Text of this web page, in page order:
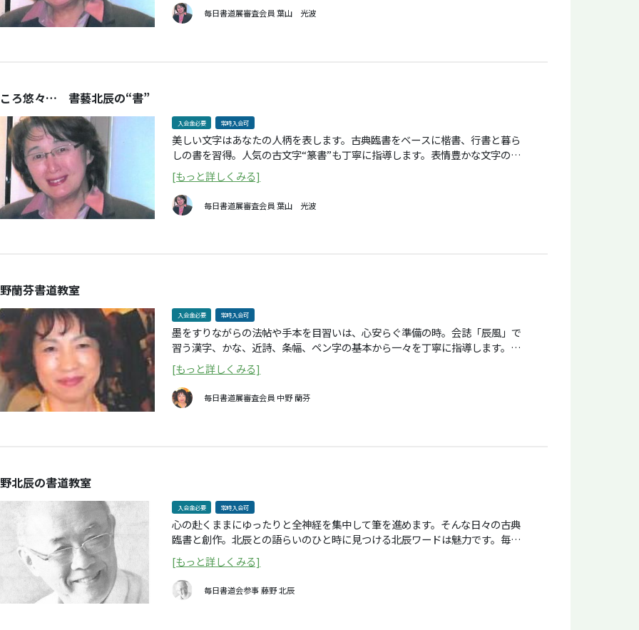
毎日書道展審査会員葉山 光波
ろ悠々… 書藝北辰の“書”
入会金必要 常時入会可
美しい文字はあなたの人柄を表します。古典臨書をベースに楷書、行書と暮ら
しの書を習得。人気の古文字“篆書”も丁寧に指導します。表情豊かな文字の魅
力に触れるひとときを…。
[もっと詳しくみる]
毎日書道展審査会員葉山 光波
蘭芬書道教室
入会金必要 常時入会可
墨をすりながらの法帖や手本を目習いは、心安らぐ準備の時。会誌「辰風」で
習う漢字、かな、近詩、条幅、ペン字の基本から一々を丁寧に指導します。書
の奥義「気韻生動」にやがて触れられるかも。
[もっと詳しくみる]
毎日書道展審査会員 中野 蘭芬
北辰の書道教室
入会金必要 常時入会可
心の赴くままにゆったりと全神経を集中して筆を進めます。そんな日々の古典
臨書と創作。北辰との語らいのひと時に見つける北辰ワードは魅力です。毎日
書道展への出品も鍛錬します。
[もっと詳しくみる]
毎日書道会参事藤野 北辰